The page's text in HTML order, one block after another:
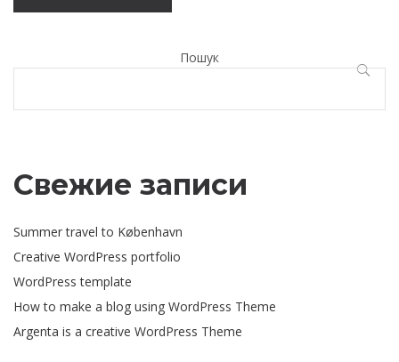
Пошук
Свежие записи
Summer travel to København
Creative WordPress portfolio
WordPress template
How to make a blog using WordPress Theme
Argenta is a creative WordPress Theme